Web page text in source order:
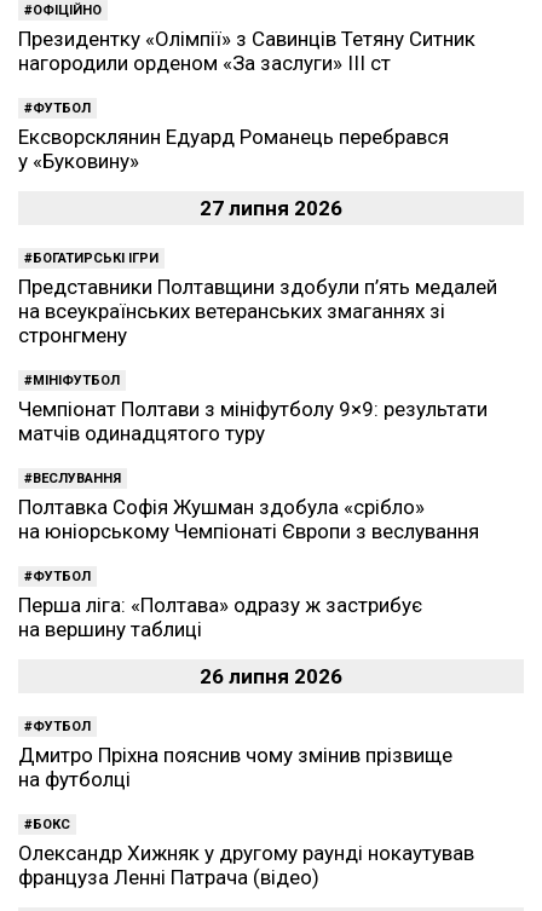
ОФІЦІЙНО
Президентку «Олімпії» з Савинців Тетяну Ситник
нагородили орденом «За заслуги» ІІІ ст
ФУТБОЛ
Ексворсклянин Едуард Романець перебрався
у «Буковину»
27 липня 2026
БОГАТИРСЬКІ ІГРИ
Представники Полтавщини здобули п’ять медалей
на всеукраїнських ветеранських змаганнях зі
стронгмену
МІНІФУТБОЛ
Чемпіонат Полтави з мініфутболу 9×9: результати
матчів одинадцятого туру
ВЕСЛУВАННЯ
Полтавка Софія Жушман здобула «срібло»
на юніорському Чемпіонаті Європи з веслування
ФУТБОЛ
Перша ліга: «Полтава» одразу ж застрибує
на вершину таблиці
26 липня 2026
ФУТБОЛ
Дмитро Пріхна пояснив чому змінив прізвище
на футболці
БОКС
Олександр Хижняк у другому раунді нокаутував
француза Ленні Патрача (відео)